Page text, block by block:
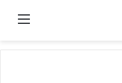
منو